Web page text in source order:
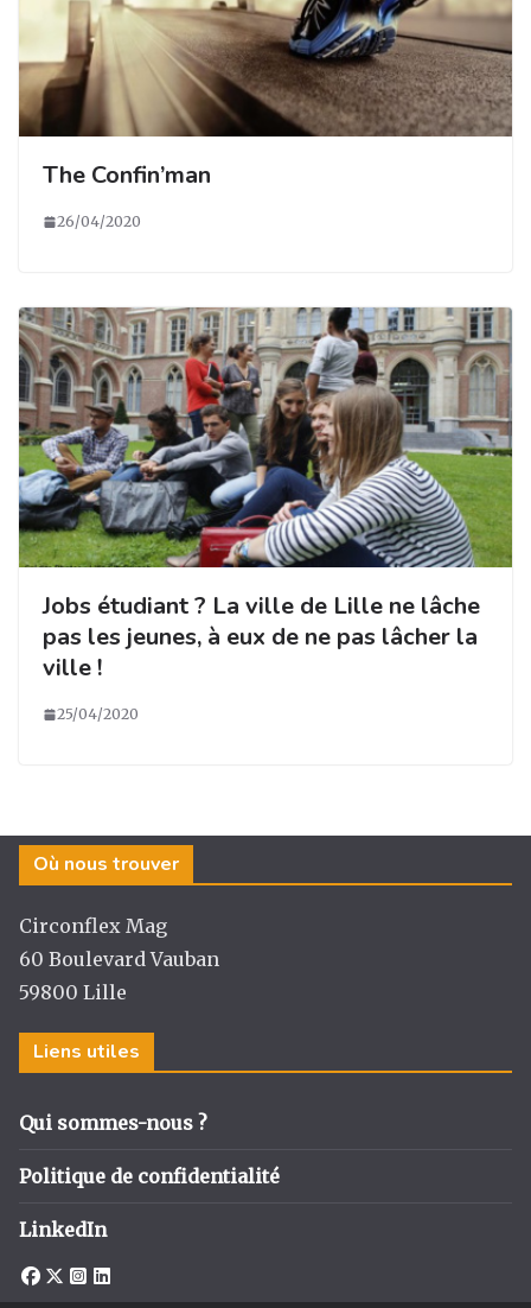
The Confin’man
26/04/2020
Jobs étudiant ? La ville de Lille ne lâche
pas les jeunes, à eux de ne pas lâcher la
ville !
25/04/2020
Où nous trouver
Circonflex Mag
60 Boulevard Vauban
59800 Lille
Liens utiles
Qui sommes-nous ?
Politique de confidentialité
LinkedIn